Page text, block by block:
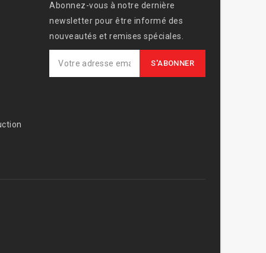
Abonnez-vous à notre dernière
newsletter pour être informé des
nouveautés et remises spéciales.